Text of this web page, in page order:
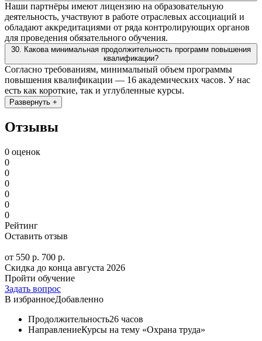
Наши партнёры имеют лицензию на образовательную
деятельность, участвуют в работе отраслевых ассоциаций и
обладают аккредитациями от ряда контролирующих органов
для проведения обязательного обучения.
30. Какова минимальная продолжительность программ повышения
квалификации?
Согласно требованиям, минимальный объем программы
повышения квалификации — 16 академических часов. У нас
есть как короткие, так и углубленные курсы.
Развернуть +
Отзывы
0 оценок
0
0
0
0
0
0
Рейтинг
Оставить отзыв
от 550 р. 700 р.
Скидка до конца августа 2026
Пройти обучение
Задать вопрос
В избранноеДобавленно
Продолжительность26 часов
НаправлениеКурсы на тему «Охрана труда»